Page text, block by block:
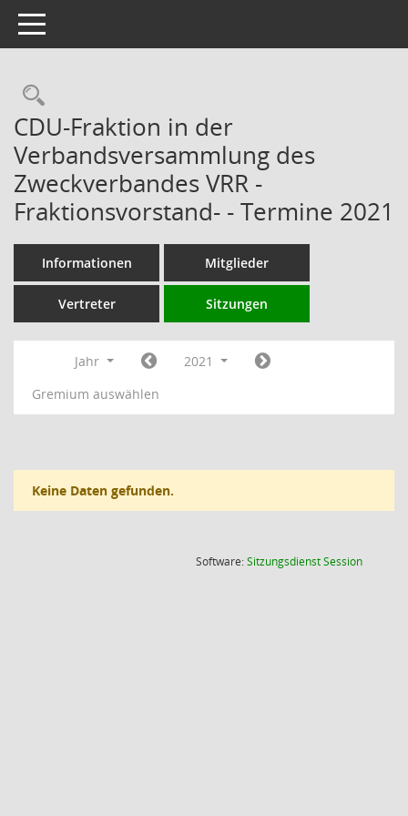
Toggle navigation
Rechercheauswahl
CDU-Fraktion in der
Verbandsversammlung des
Zweckverbandes VRR -
Fraktionsvorstand- - Termine 2021
Informationen Mitglieder
Vertreter Sitzungen
Jahr
2021
Gremium auswählen
Keine Daten gefunden.
Software:SitzungsdienstSession(Wird in